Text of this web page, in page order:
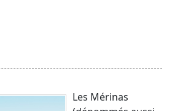
Les Mérinas